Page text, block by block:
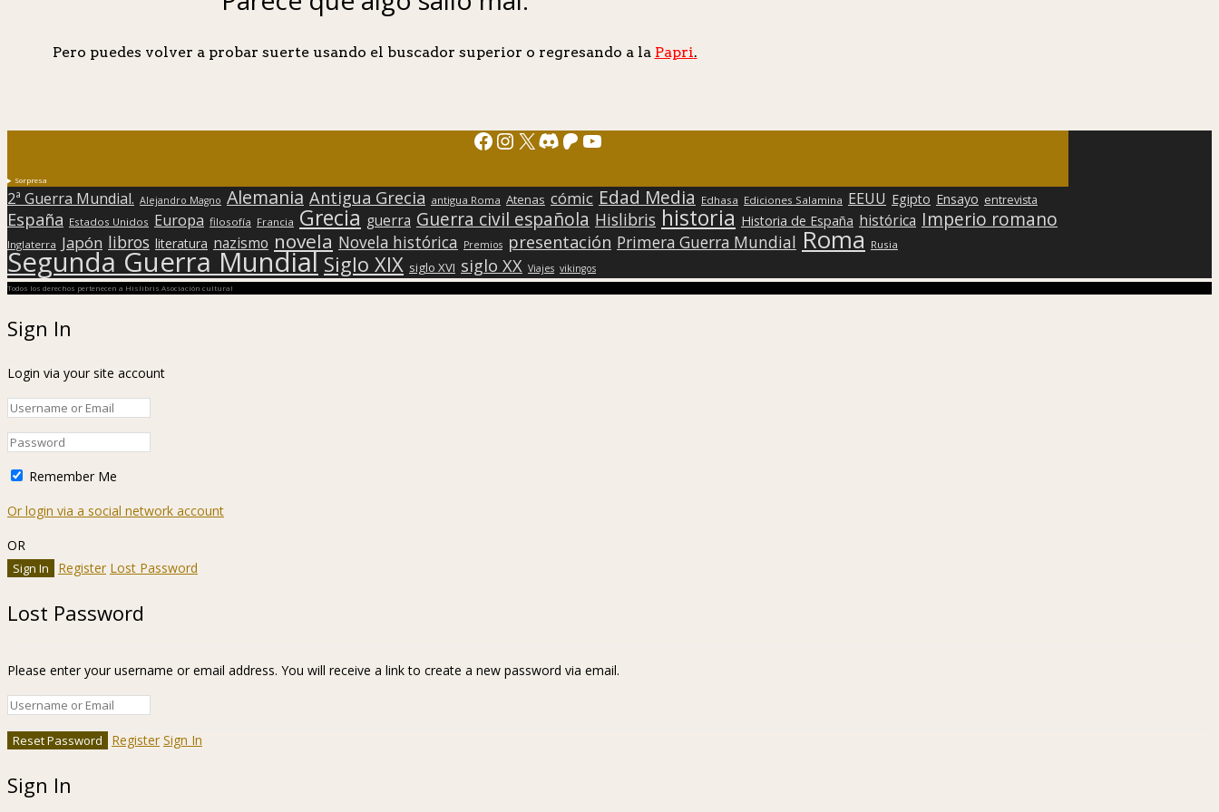
Pero puedes volver a probar suerte usando el buscador superior o regresando a la Papri.
Facebook
Instagram
X Discord
Patreon
YouTube
Sorpresa
2ª Guerra Mundial. Alejandro Magno Alemania Antigua Grecia antigua Roma Atenas cómic Edad Media Edhasa Ediciones Salamina EEUU Egipto Ensayo entrevista
España Estados Unidos Europa filosofía Francia Grecia guerra Guerra civil española Hislibris historia Historia de España histórica Imperio romano
Inglaterra Japón libros literatura nazismo novela Novela histórica Premios presentación Primera Guerra Mundial Roma Rusia
Segunda Guerra Mundial Siglo XIX siglo XVI siglo XX Viajes vikingos
Todos los derechos pertenecen a Hislibris Asociación cultural
Sign In
Login via your site account
Remember Me
Or login via a social network account
OR
Register Lost Password
Lost Password
Please enter your username or email address. You will receive a link to create a new password via email.
Register Sign In
Sign In